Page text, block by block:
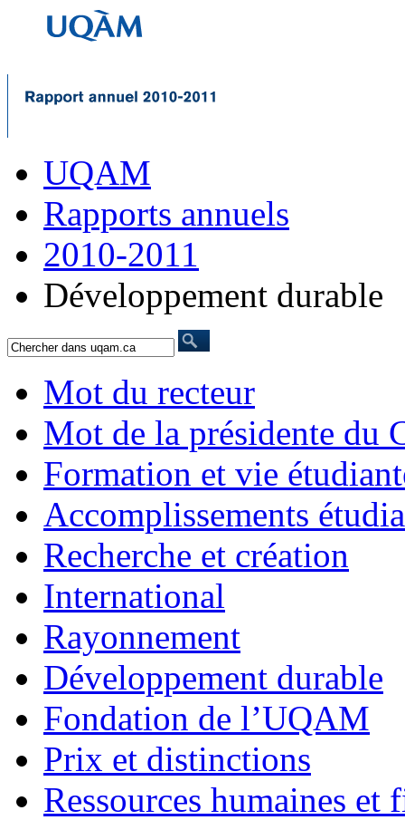
UQAM
Rapports annuels
2010-2011
Développement durable
Mot du recteur
Mot de la présidente du
Formation et vie
Accomplissements
Recherche et création
International
Rayonnement
Développement durable
Fondation de l’UQAM
Prix et distinctions
Ressources humaines et